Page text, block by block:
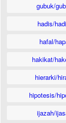
gubuk/
hadis/
hafal/
hakikat/
hierarki/
hipotesis/
ijazah/